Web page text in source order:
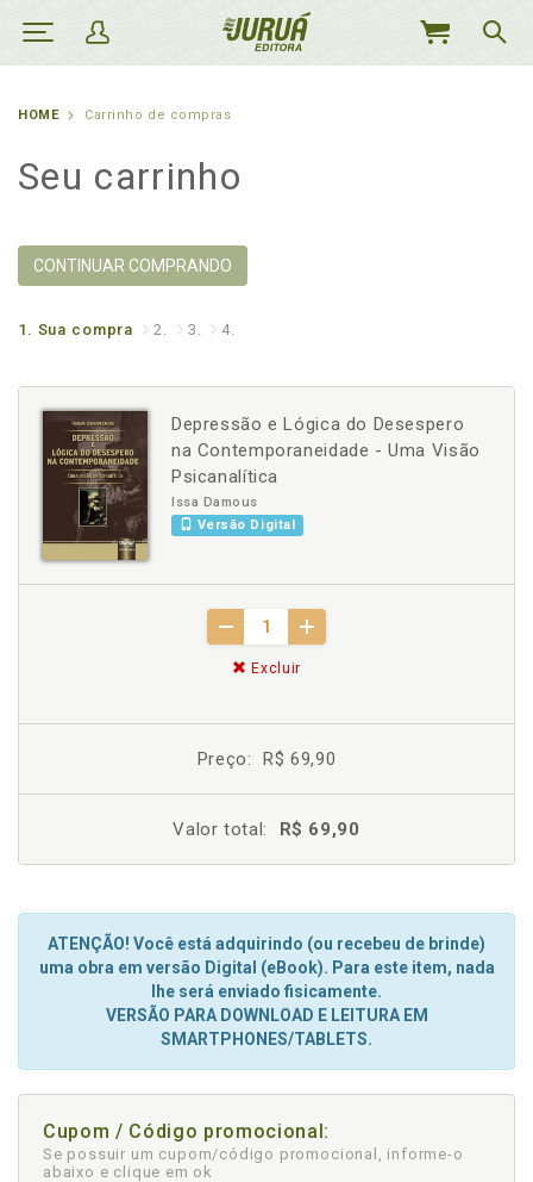
MEU
HOME Carrinho de compras
Seu carrinho
CONTINUAR COMPRANDO
1. Sua compra 2. 3. 4.
Depressão e Lógica do Desespero
na Contemporaneidade - Uma Visão
Psicanalítica
Issa Damous
Versão Digital
Excluir
Preço: R$ 69,90
Valor total: R$ 69,90
ATENÇÃO! Você está adquirindo (ou recebeu de brinde)
uma obra em versão Digital (eBook). Para este item, nada
lhe será enviado fisicamente.
VERSÃO PARA DOWNLOAD E LEITURA EM
SMARTPHONES/TABLETS.
Cupom / Código promocional:
Se possuir um cupom/código promocional, informe-o
abaixo e clique em ok